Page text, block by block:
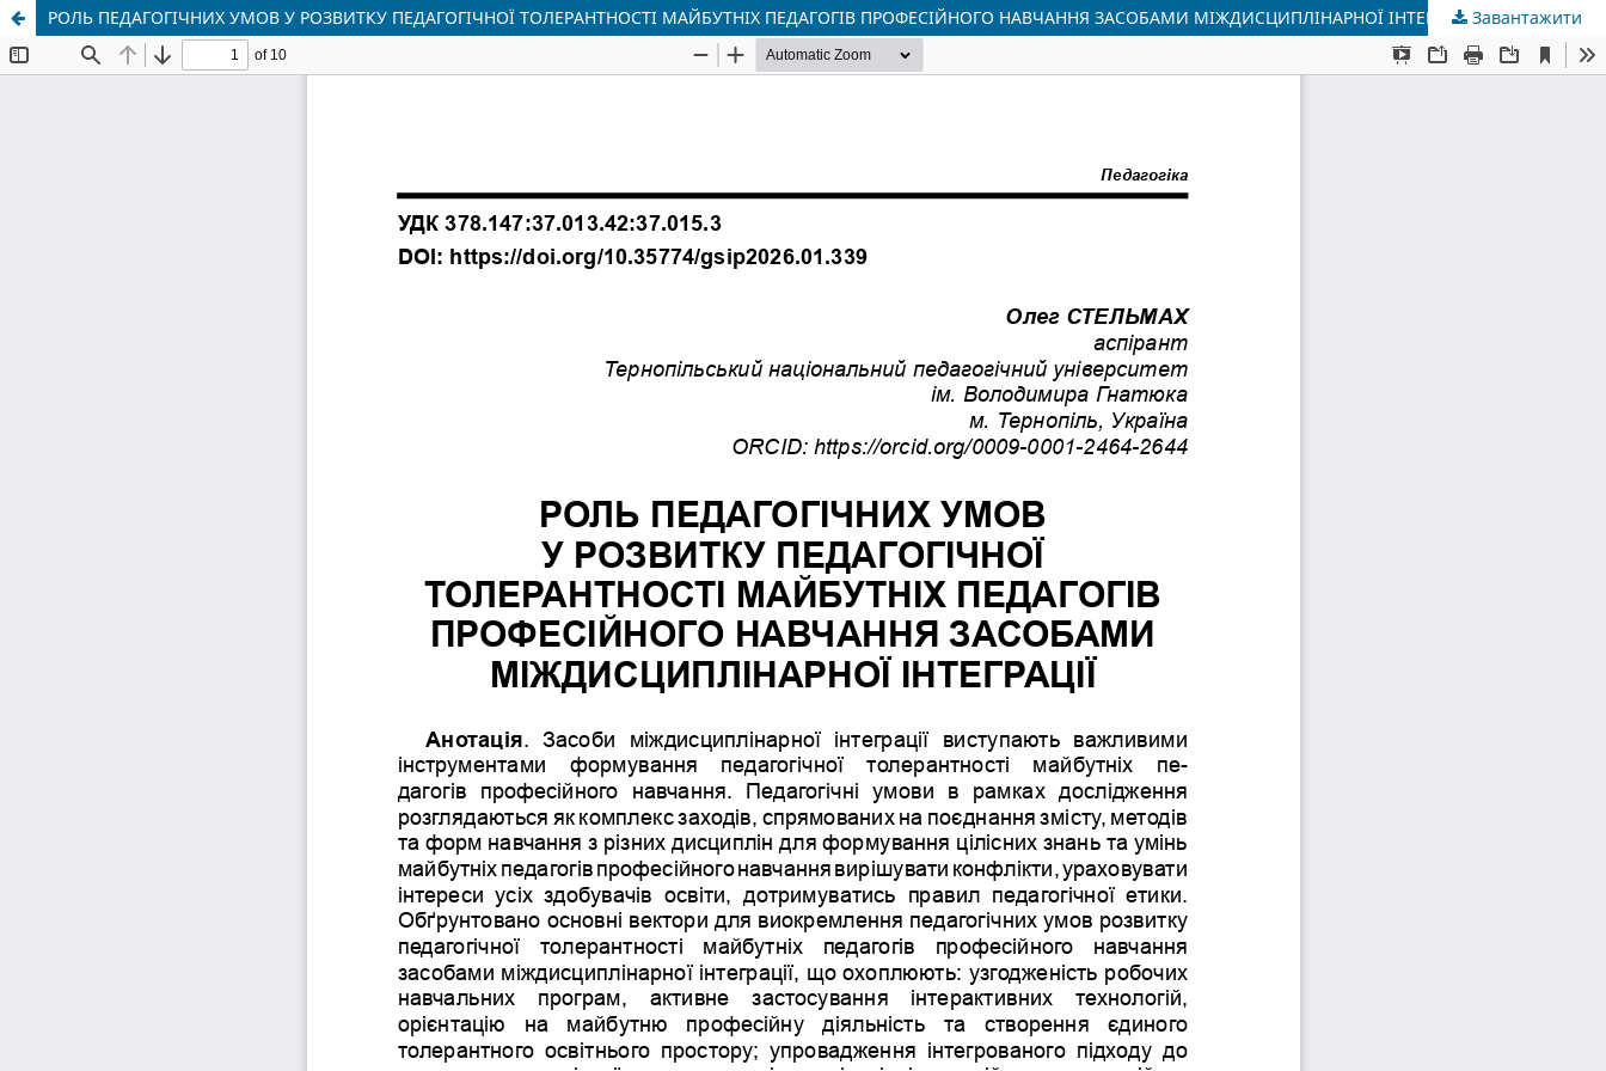
РОЛЬ ПЕДАГОГІЧНИХ УМОВ У РОЗВИТКУ ПЕДАГОГІЧНОЇ ТОЛЕРАНТНОСТІ МАЙБУТНІХ ПЕДАГОГІВ ПРОФЕСІЙНОГО НАВЧАННЯ ЗАСОБАМИ МІЖДИСЦИПЛІНАРНОЇ ІНТЕГРАЦІЇЗавантажити